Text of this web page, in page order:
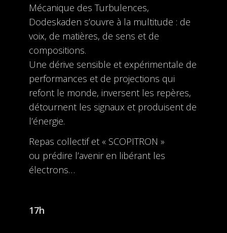
Mécanique des Turbulences,
Dodeskaden s’ouvre à la multitude : de
voix, de matières, de sens et de
compositions.
Une dérive sensible et expérimentale de
performances et de projections qui
refont le monde, inversent les repères,
détournent les signaux et produisent de
l’énergie.
Repas collectif et « SCOPITRON »
ou prédire l’avenir en libérant les
électrons…
17h